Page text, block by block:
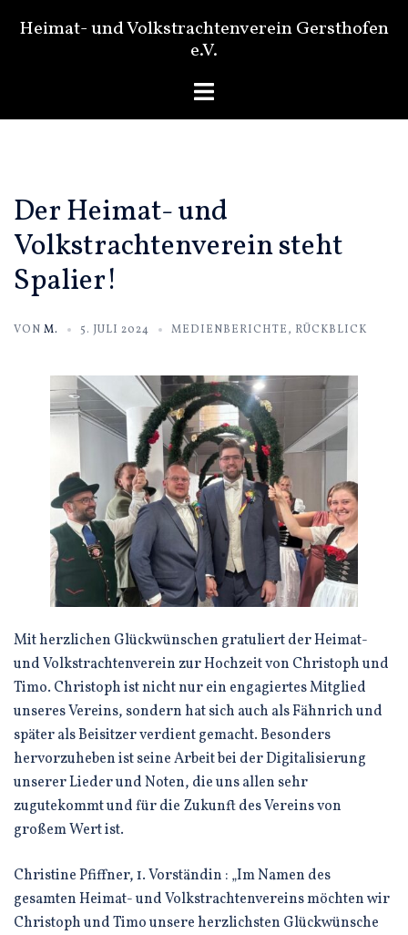
InhaltHeimat- und Volkstrachtenverein Gersthofen
e.V.
Menü
Der Heimat- und
Volkstrachtenverein steht
Spalier!
VON M. 5. JULI 2024 MEDIENBERICHTE, RÜCKBLICK
Mit herzlichen Glückwünschen gratuliert der Heimat-
und Volkstrachtenverein zur Hochzeit von Christoph und
Timo. Christoph ist nicht nur ein engagiertes Mitglied
unseres Vereins, sondern hat sich auch als Fähnrich und
später als Beisitzer verdient gemacht. Besonders
hervorzuheben ist seine Arbeit bei der Digitalisierung
unserer Lieder und Noten, die uns allen sehr
zugutekommt und für die Zukunft des Vereins von
großem Wert ist.
Christine Pfiffner, 1. Vorständin : „Im Namen des
gesamten Heimat- und Volkstrachtenvereins möchten wir
Christoph und Timo unsere herzlichsten Glückwünsche